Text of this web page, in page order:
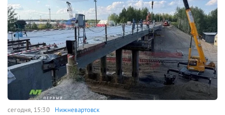
сегодня, 15:30 Нижневартовск